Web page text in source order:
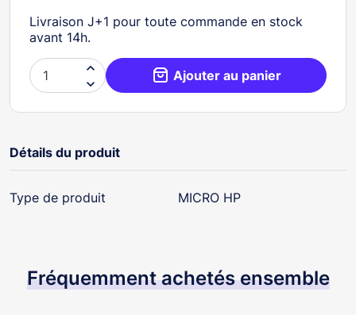
Livraison J+1 pour toute commande en stock
avant 14h.

 Ajouter au panier
Détails du produit
Type de produit MICRO HP
Fréquemment achetés ensemble